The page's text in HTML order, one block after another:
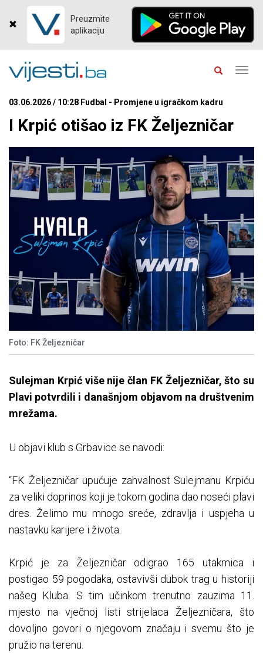
Preuzmite
aplikaciju
03.06.2026 / 10:28 Fudbal - Promjene u igračkom kadru
I Krpić otišao iz FK Željezničar
Foto: FK Željezničar
Sulejman Krpić više nije član FK Željezničar, što su
Plavi potvrdili i današnjom objavom na društvenim
mrežama.
U objavi klub s Grbavice se navodi:
“FK Željezničar upućuje zahvalnost Sulejmanu Krpiću
za veliki doprinos koji je tokom godina dao noseći plavi
dres. Želimo mu mnogo sreće, zdravlja i uspjeha u
nastavku karijere i života.
Krpić je za Željezničar odigrao 165 utakmica i
postigao 59 pogodaka, ostavivši dubok trag u historiji
našeg Kluba. S tim učinkom trenutno zauzima 11.
mjesto na vječnoj listi strijelaca Željezničara, što
dovoljno govori o njegovom značaju i svemu što je
pružio na terenu.